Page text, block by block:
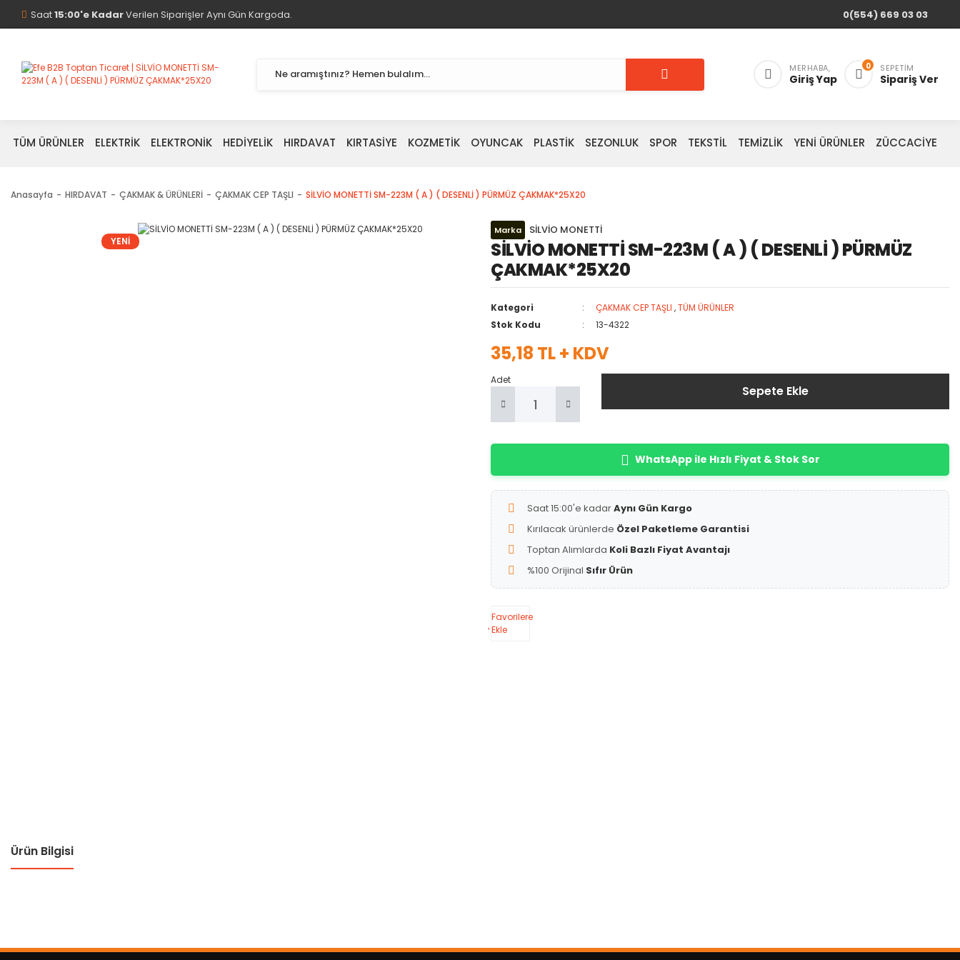
Saat15:00'e KadarVerilen Siparişler Aynı Gün Kargoda. 0(554) 669 03 03
MERHABA,
Giriş Yap
0 SEPETIM
Sipariş Ver
TÜM ÜRÜNLER ELEKTRİK ELEKTRONİK HEDİYELİK HIRDAVAT KIRTASİYE KOZMETİK OYUNCAK PLASTİK SEZONLUK SPOR TEKSTİL TEMİZLİK YENİ ÜRÜNLER ZÜCCACİYE
Anasayfa HIRDAVAT ÇAKMAK & ÜRÜNLERİ ÇAKMAK CEP TAŞLI SİLVİO MONETTİ SM-223M ( A ) ( DESENLİ ) PÜRMÜZ ÇAKMAK*25X20
YENİ
Marka SİLVİO MONETTİ
SİLVİO MONETTİ SM-223M ( A ) ( DESENLİ ) PÜRMÜZ
ÇAKMAK*25X20
Kategori ÇAKMAK CEP TAŞLI ,TÜM ÜRÜNLER
Stok Kodu
13-4322
35,18 TL + KDV
Adet
Sepete Ekle
WhatsApp ile Hızlı Fiyat & Stok Sor
Saat 15:00'e kadarAynı Gün Kargo
Kırılacak ürünlerde Özel Paketleme Garantisi
Toptan Alımlarda Koli Bazlı Fiyat Avantajı
%100 Orijinal Sıfır Ürün
Favorilere
Ekle
Ürün Bilgisi